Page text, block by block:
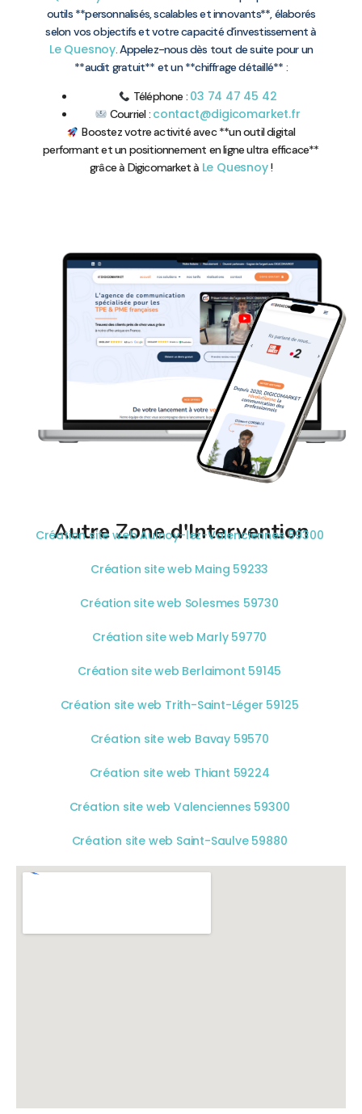
outils **personnalisés, scalables et innovants**, élaborés
selon vos objectifs et votre capacité d’investissement à
Le Quesnoy. Appelez-nous dès tout de suite pour un
**audit gratuit** et un **chiffrage détaillé** :
Téléphone : 03 74 47 45 42
Courriel : contact@digicomarket.fr
Boostez votre activité avec **un outil digital
performant et un positionnement en ligne ultra efficace**
grâce à Digicomarket à Le Quesnoy!
Autre Zone d'Intervention
Création site web Aulnoy-lez-Valenciennes 59300
Création site web Maing 59233
Création site web Solesmes 59730
Création site web Marly 59770
Création site web Berlaimont 59145
Création site web Trith-Saint-Léger 59125
Création site web Bavay 59570
Création site web Thiant 59224
Création site web Valenciennes 59300
Création site web Saint-Saulve 59880